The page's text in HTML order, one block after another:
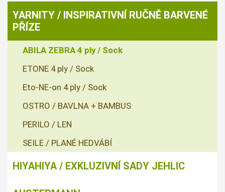
YARNITY / INSPIRATIVNÍ RUČNĚ BARVENÉ
PŘÍZE
ABILA ZEBRA 4 ply / Sock
ETONE 4 ply / Sock
Eto-NE-on 4 ply / Sock
OSTRO / BAVLNA + BAMBUS
PERILO / LEN
SEILE / PLANÉ HEDVÁBÍ
HIYAHIYA / EXKLUZIVNÍ SADY JEHLIC